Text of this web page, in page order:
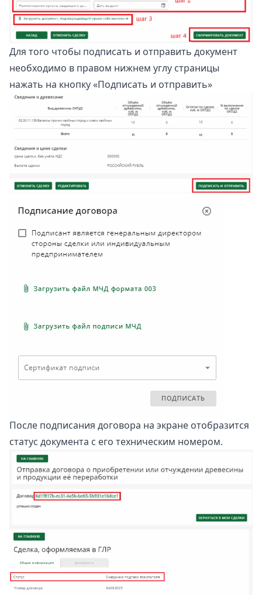
Для того чтобы подписать и отправить документ
необходимо в правом нижнем углу страницы
нажать на кнопку «Подписать и отправить»
После подписания договора на экране отобразится
статус документа с его техническим номером.